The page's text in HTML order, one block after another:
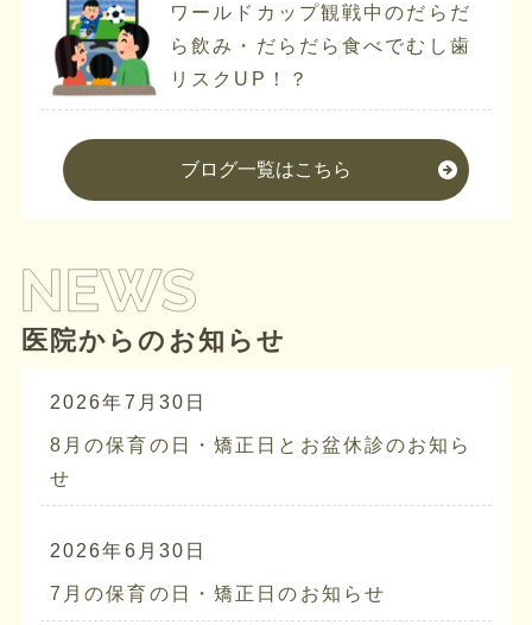
ワールドカップ観戦中のだらだ
ら飲み・だらだら食べでむし歯
リスクUP！？
ブログ一覧はこちら
医院からのお知らせ
2026年7月30日
8月の保育の日・矯正日とお盆休診のお知ら
せ
2026年6月30日
7月の保育の日・矯正日のお知らせ